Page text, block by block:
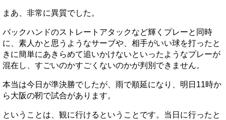
まあ、非常に異質でした。
バックハンドのストレートアタックなど輝くプレーと同時
に、素人かと思うようなサーブや、相手がいい球を打ったと
きに簡単にあきらめて追いかけないといったようなプレーが
混在し、すごいのかすごくないのかが判別できません。
本当は今日が準決勝でしたが、雨で順延になり、明日11時か
ら大阪の靭で試合があります。
ということは、観に行けるということです。当日に行ったと